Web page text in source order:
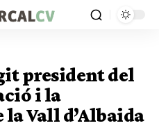
president del
i la
Vall d’Albaida